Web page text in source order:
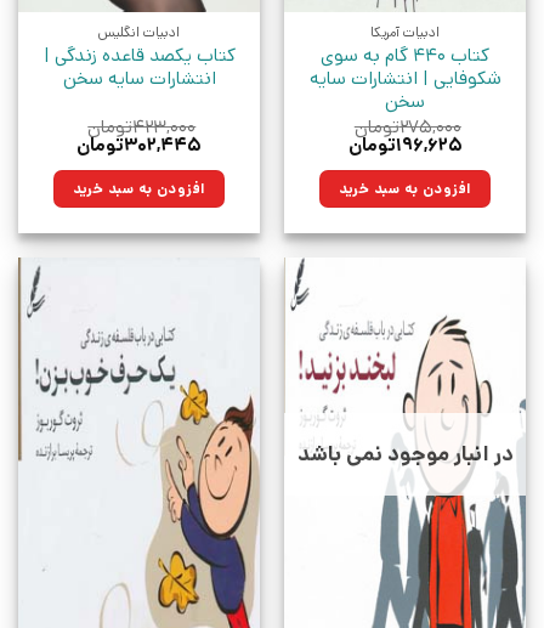
ادبیات آمریکا
کتاب 440 گام به سوی
شکوفایی | انتشارات سایه
سخن
۲۷۵,۰۰۰تومان
قیمت
۲۷۵,۰۰۰تومان
بود.
۱۹۶,۶۲۵تومان
۱۹۶,۶۲۵تومان.افزودن به سبد خرید
ادبیات انگلیس
کتاب یکصد قاعده زندگی |
انتشارات سایه سخن
۴۲۳,۰۰۰تومان
قیمت
۴۲۳,۰۰۰تومان
بود.
۳۰۲,۴۴۵تومان
۳۰۲,۴۴۵تومان. افزودن به سبد خرید
در انبار موجود نمی باشد